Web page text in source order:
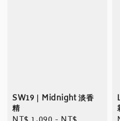
SW19｜Midnight 淡香
精